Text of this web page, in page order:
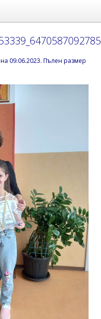
на 09.06.2023. Пълен размер